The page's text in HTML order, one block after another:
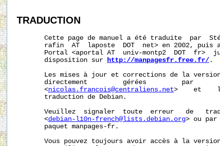
TRADUCTION
Cette page de manuel a été traduite  par
rafin  AT  laposte  DOT  net> en 2002, puis
Portal <aportal AT  univ-montp2  DOT  fr>
       disposition sur
http://manpagesfr.free.fr/ .
Les mises à jour et corrections de la
directement         gérées         par
       <
nicolas.francois@centraliens.net>    et
       traduction de Debian.
Veuillez  signaler  toute  erreur   de
       <
debian-l10n-french@lists.debian.org> ou par
       paquet manpages-fr.
Vous pouvez toujours avoir accès à la